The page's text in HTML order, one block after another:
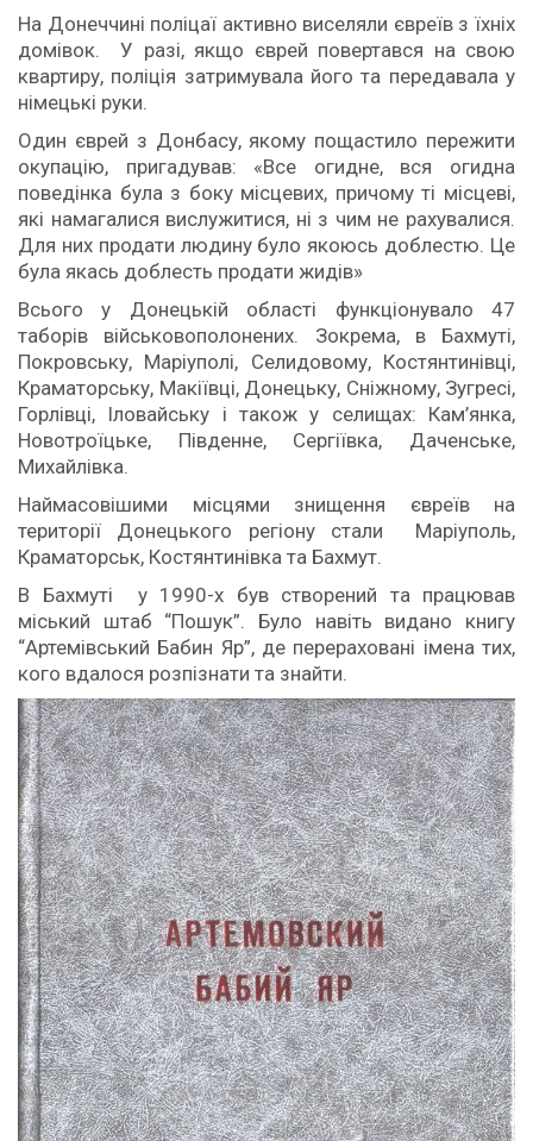
На Донеччині поліцаї активно виселяли євреїв з їхніх
домівок. У разі, якщо єврей повертався на свою
квартиру, поліція затримувала його та передавала у
німецькі руки.
Один єврей з Донбасу, якому пощастило пережити
окупацію, пригадував: «Все огидне, вся огидна
поведінка була з боку місцевих, причому ті місцеві,
які намагалися вислужитися, ні з чим не рахувалися.
Для них продати людину було якоюсь доблестю. Це
була якась доблесть продати жидів»
Всього у Донецькій області функціонувало 47
таборів військовополонених. Зокрема, в Бахмуті,
Покровську, Маріуполі, Селидовому, Костянтинівці,
Краматорську, Макіївці, Донецьку, Сніжному, Зугресі,
Горлівці, Іловайську і також у селищах: Кам’янка,
Новотроїцьке, Південне, Сергіївка, Даченське,
Михайлівка.
Наймасовішими місцями знищення євреїв на
території Донецького регіону стали Маріуполь,
Краматорськ, Костянтинівка та Бахмут.
В Бахмуті у 1990-х був створений та працював
міський штаб “Пошук”. Було навіть видано книгу
“Артемівський Бабин Яр”, де перераховані імена тих,
кого вдалося розпізнати та знайти.